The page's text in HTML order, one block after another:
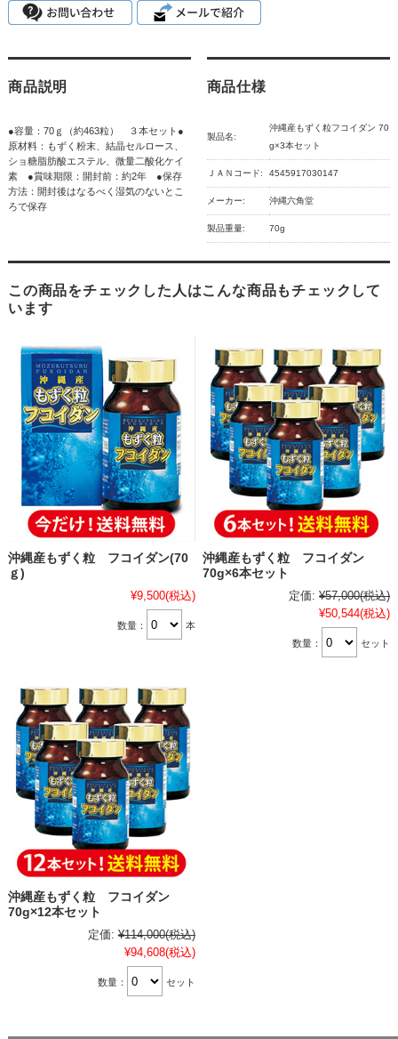
商品説明
●容量：70ｇ（約463粒） ３本セット●
原材料：もずく粉末、結晶セルロース、
ショ糖脂肪酸エステル、微量二酸化ケイ
素 ●賞味期限：開封前：約2年 ●保存
方法：開封後はなるべく湿気のないとこ
ろで保存
商品仕様
製品名:
沖縄産もずく粒フコイダン 70
g×3本セット
ＪＡＮコード: 4545917030147
メーカー: 沖縄六角堂
製品重量: 70g
この商品をチェックした人はこんな商品もチェックして
います
沖縄産もずく粒 フコイダン(70
ｇ)
¥9,500(税込)
数量： 本
沖縄産もずく粒 フコイダン
70g×6本セット
定価: ¥57,000(税込)
¥50,544(税込)
数量： セット
沖縄産もずく粒 フコイダン
70g×12本セット
定価: ¥114,000(税込)
¥94,608(税込)
数量： セット